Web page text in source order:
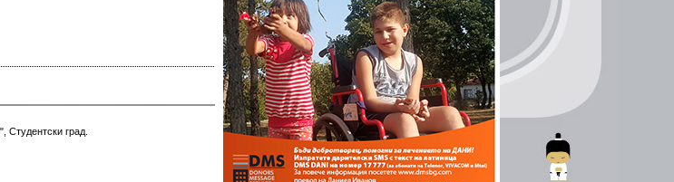
Студентски град.